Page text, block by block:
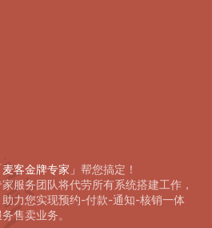
客金牌专家」 帮您搞定！
服务团队将代劳所有系统搭建工作，
助力您实现预约-付款-通知-核销一体
售卖业务。